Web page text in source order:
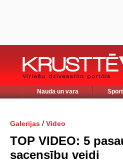
Nauda un vara
Galerijas / Video
TOP VIDEO: 5
sacensību veidi